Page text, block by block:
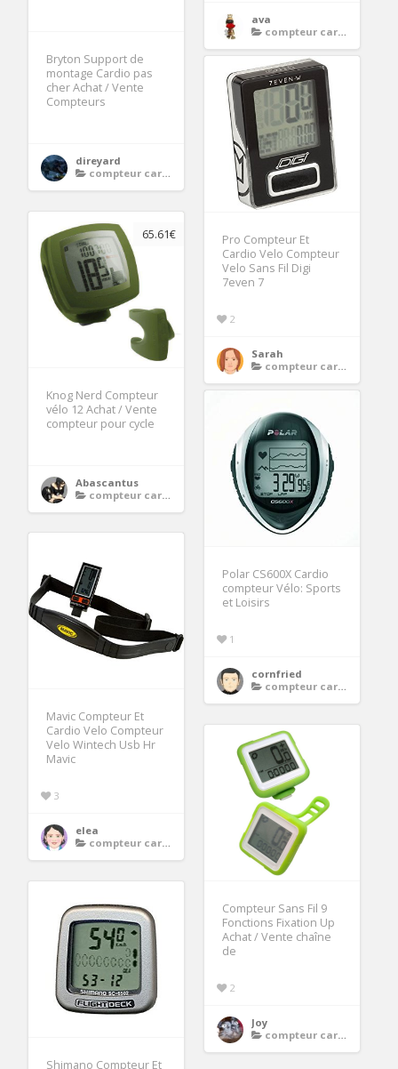
ava
compteur cardio velo
Bryton Support de
montage Cardio pas
cher Achat / Vente
Compteurs
direyard
compteur cardio velo
Pro Compteur Et
Cardio Velo Compteur
Velo Sans Fil Digi
7even 7
2
Sarah
compteur cardio velo
65.61€
Knog Nerd Compteur
vélo 12 Achat / Vente
compteur pour cycle
Abascantus
compteur cardio velo
Polar CS600X Cardio
compteur Vélo: Sports
et Loisirs
1
cornfried
compteur cardio velo
Mavic Compteur Et
Cardio Velo Compteur
Velo Wintech Usb Hr
Mavic
3
elea
compteur cardio velo
Compteur Sans Fil 9
Fonctions Fixation Up
Achat / Vente chaîne
de
2
Joy
compteur cardio velo
Shimano Compteur Et